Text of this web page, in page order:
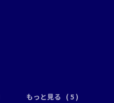
もっと見る